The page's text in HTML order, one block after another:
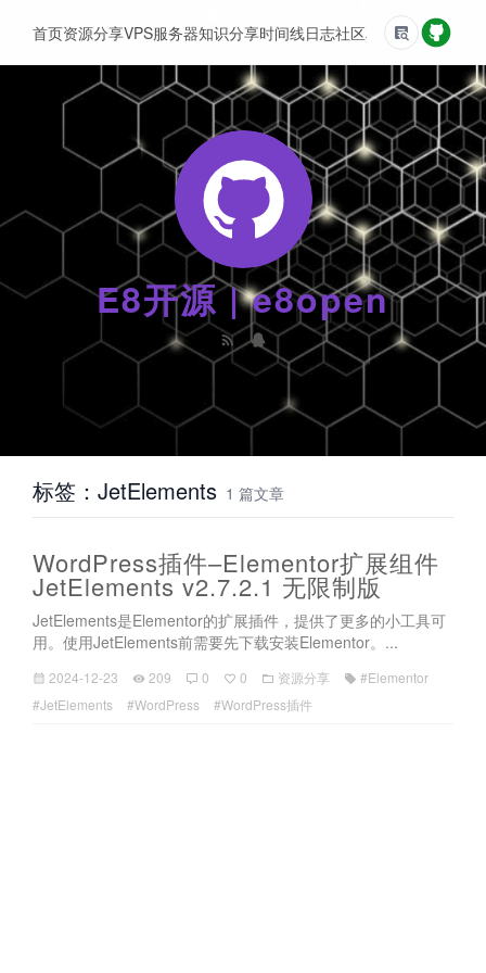
E8开源 | e8open
首页资源分享VPS服务器知识分享时间线日志社区友情链接
标签：JetElements 1 篇文章
WordPress插件–Elementor扩展组件
JetElements v2.7.2.1 无限制版
JetElements是Elementor的扩展插件，提供了更多的小工具可
用。使用JetElements前需要先下载安装Elementor。...
2024-12-23 209 0 0 资源分享
#Elementor
#JetElements
#WordPress #WordPress插件